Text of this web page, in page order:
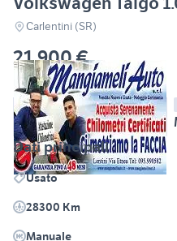
Carlentini (SR)
21.900 €
Dati principali
Usato
28300 Km
Manuale